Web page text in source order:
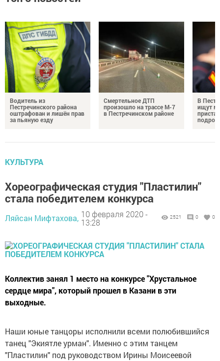
Водитель из
Пестречинского района
оштрафован и лишён прав
за пьяную езду
Смертельное ДТП
произошло на трассе М-7
в Пестречинском районе
В
ищут
КУЛЬТУРА
Хореографическая студия "Пластилин"
стала победителем конкурса
Ляйсан Мифтахова, 10 февраля 2020 -
13:28
2521 0 0
Коллектив занял 1 место на конкурсе "Хрустальное
сердце мира", который прошел в Казани в эти
выходные.
Наши юные танцоры исполнили всеми полюбившийся
танец "Экиятле урман". Именно с этим танцем
"Пластилин" под руководством Ирины Моисеевой